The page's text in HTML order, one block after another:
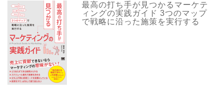
最高の打ち手が見つかるマーケテ
ィングの実践ガイド 3つのマップ
で戦略に沿った施策を実行する